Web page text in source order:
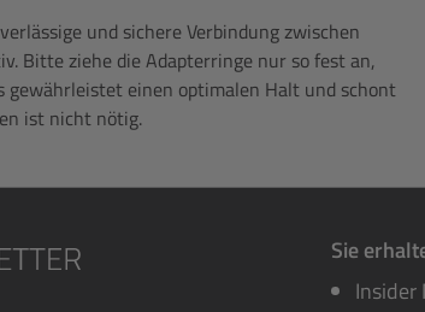
und sichere Verbindung zwischen
Bitte ziehe die Adapterringe nur so fest an,
gewährleistet einen optimalen Halt und schont
ist nicht nötig.
Sie
Insider